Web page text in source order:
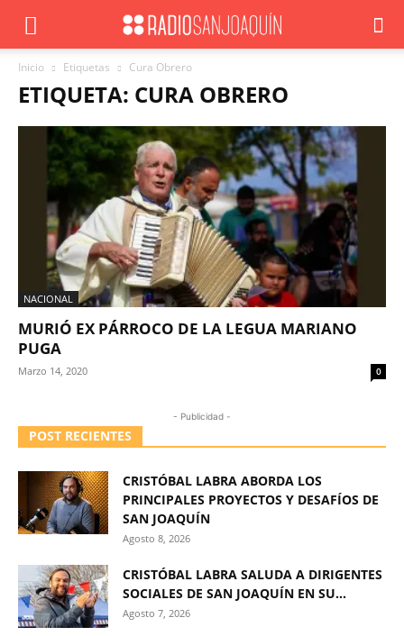
Inicio Etiquetas Cura Obrero
ETIQUETA: CURA OBRERO
NACIONAL
MURIÓ EX PÁRROCO DE LA LEGUA MARIANO
PUGA
Marzo 14, 2020 0
- Publicidad -
POST RECIENTES
CRISTÓBAL LABRA ABORDA LOS
PRINCIPALES PROYECTOS Y DESAFÍOS DE
SAN JOAQUÍN
Agosto 8, 2026
CRISTÓBAL LABRA SALUDA A DIRIGENTES
SOCIALES DE SAN JOAQUÍN EN SU...
Agosto 7, 2026